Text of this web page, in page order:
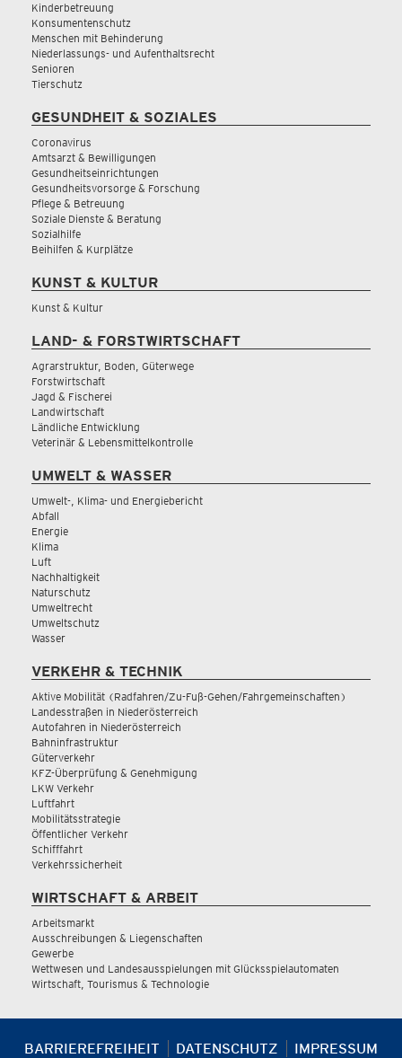
Kinderbetreuung
Konsumentenschutz
Menschen mit Behinderung
Niederlassungs- und Aufenthaltsrecht
Senioren
Tierschutz
GESUNDHEIT & SOZIALES
Coronavirus
Amtsarzt & Bewilligungen
Gesundheitseinrichtungen
Gesundheitsvorsorge & Forschung
Pflege & Betreuung
Soziale Dienste & Beratung
Sozialhilfe
Beihilfen & Kurplätze
KUNST & KULTUR
Kunst & Kultur
LAND- & FORSTWIRTSCHAFT
Agrarstruktur, Boden, Güterwege
Forstwirtschaft
Jagd & Fischerei
Landwirtschaft
Ländliche Entwicklung
Veterinär & Lebensmittelkontrolle
UMWELT & WASSER
Umwelt-, Klima- und Energiebericht
Abfall
Energie
Klima
Luft
Nachhaltigkeit
Naturschutz
Umweltrecht
Umweltschutz
Wasser
VERKEHR & TECHNIK
Aktive Mobilität (Radfahren/Zu-Fuß-Gehen/Fahrgemeinschaften)
Landesstraßen in Niederösterreich
Autofahren in Niederösterreich
Bahninfrastruktur
Güterverkehr
KFZ-Überprüfung & Genehmigung
LKW Verkehr
Luftfahrt
Mobilitätsstrategie
Öffentlicher Verkehr
Schifffahrt
Verkehrssicherheit
WIRTSCHAFT & ARBEIT
Arbeitsmarkt
Ausschreibungen & Liegenschaften
Gewerbe
Wettwesen und Landesausspielungen mit Glücksspielautomaten
Wirtschaft, Tourismus & Technologie
BARRIEREFREIHEIT DATENSCHUTZ IMPRESSUM